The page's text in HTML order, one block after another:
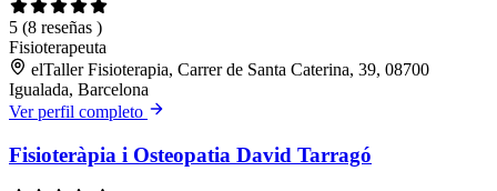
5 (8 reseñas )
Fisioterapeuta
elTaller Fisioterapia, Carrer de Santa Caterina, 39, 08700
Igualada, Barcelona
Ver perfil completo
Fisioteràpia i Osteopatia David Tarragó